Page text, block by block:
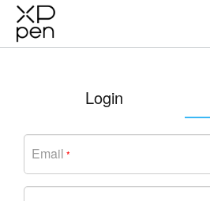
Login
Email *